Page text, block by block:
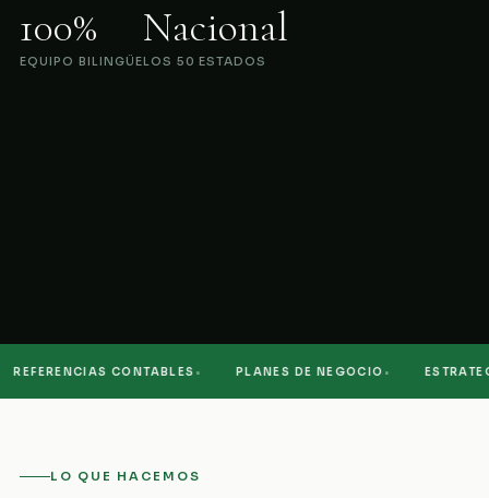
100%
EQUIPO BILINGÜE
Nacional
LOS 50 ESTADOS
CONTABLES· PLANES DE NEGOCIO·
LO QUE HACEMOS